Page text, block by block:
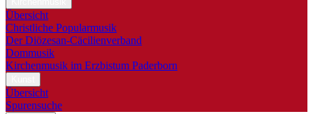
Übersicht
Christliche Popularmusik
Der Diözesan-Cäcilienverband
Dommusik
Kirchenmusik im Erzbistum Paderborn
Übersicht
Spurensuche